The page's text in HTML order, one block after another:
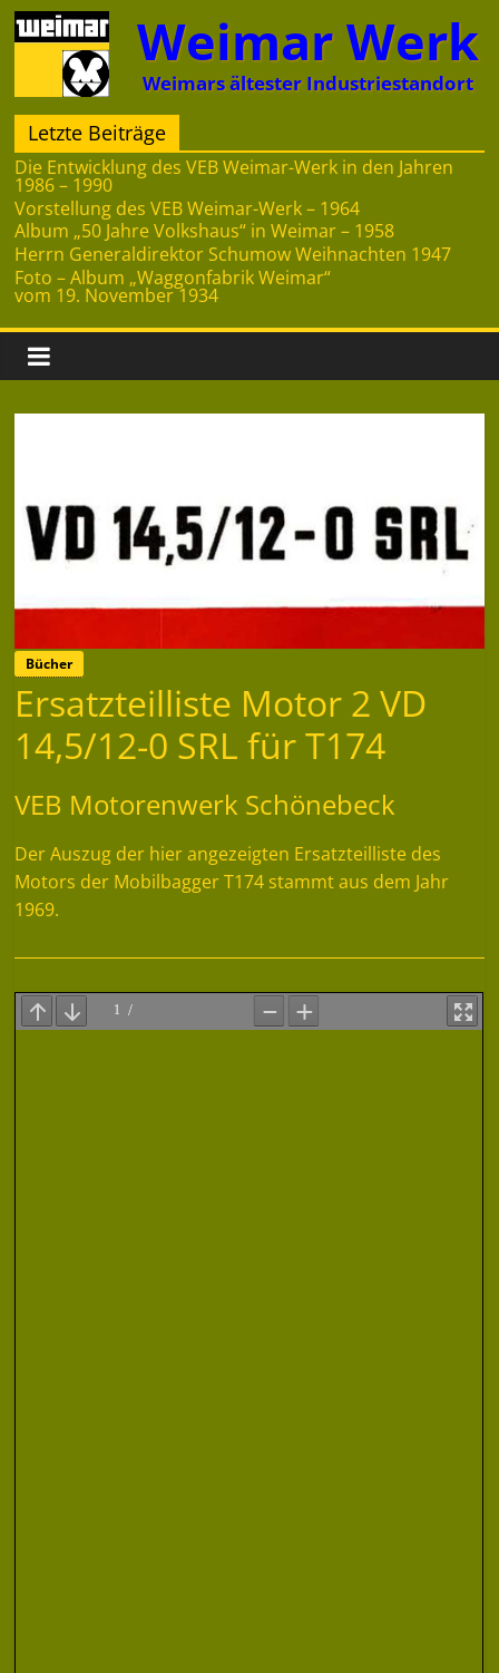
Zum
Inhalt
springen
Weimar Werk
Weimars ältester Industriestandort
Letzte Beiträge
Die Entwicklung des VEB Weimar-Werk in den Jahren
1986 – 1990
Vorstellung des VEB Weimar-Werk – 1964
Album „50 Jahre Volkshaus“ in Weimar – 1958
Herrn Generaldirektor Schumow Weihnachten 1947
Foto – Album „Waggonfabrik Weimar“
vom 19. November 1934
Bücher
Ersatzteilliste Motor 2 VD
14,5/12-0 SRL für T174
VEB Motorenwerk Schönebeck
Der Auszug der hier angezeigten Ersatzteilliste des
Motors der Mobilbagger T174 stammt aus dem Jahr
1969.